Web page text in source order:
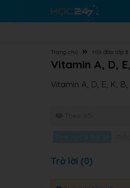
Trang chủ Hỏi đáp lớp 8
Vitamin A, D,
Vitamin A, D, E, K,
Theo dõi
Trả lời (0)